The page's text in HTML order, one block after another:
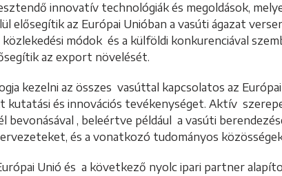
innovatív technológiák és megoldások,
elősegítik az Európai Unióban a vasúti ágazat
módok és a külföldi konkurenciával
az export növelését.
kezelni az összes vasúttal kapcsolatos az Európai
kutatási és innovációs tevékenységet. Aktív
bevonásával , beleértve például a vasúti
és a vonatkozó tudományos
Unió és a következő nyolc ipari partner